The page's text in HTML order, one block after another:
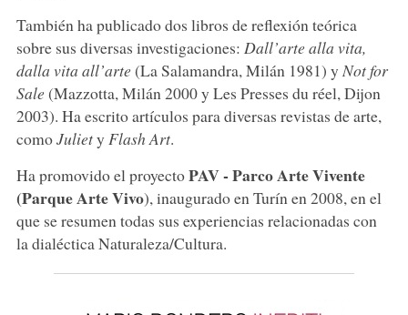
También ha publicado dos libros de reflexión teórica
sobre sus diversas investigaciones: Dall’arte alla vita,
dalla vita all’arte(La Salamandra, Milán 1981) y Not for
Sale(Mazzotta, Milán 2000 y Les Presses du réel, Dijon
2003). Ha escrito artículos para diversas revistas de arte,
comoJuliety Flash Art.
Ha promovido el proyectoPAV - Parco Arte Vivente
(Parque Arte Vivo), inaugurado en Turín en 2008, en el
que se resumen todas sus experiencias relacionadas con
la dialéctica Naturaleza/Cultura.